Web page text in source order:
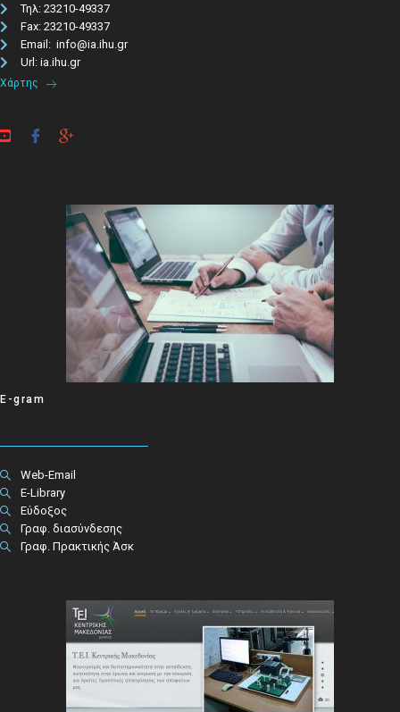
Τηλ: 23210-49337​
Fax: 23210-49337
Email: info@ia.ihu.gr
Url: ia.ihu.gr
Χάρτης
E-gram
Web-Email
E-Library
Εύδοξος
Γραφ. διασύνδεσης
Γραφ. Πρακτικής Άσκ